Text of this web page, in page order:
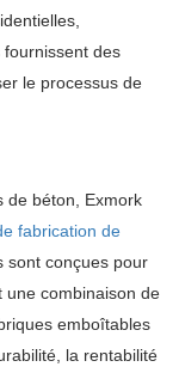
des
le processus de
de béton, Exmork
fabrication de
sont conçues pour
une combinaison de
emboîtables
la rentabilité